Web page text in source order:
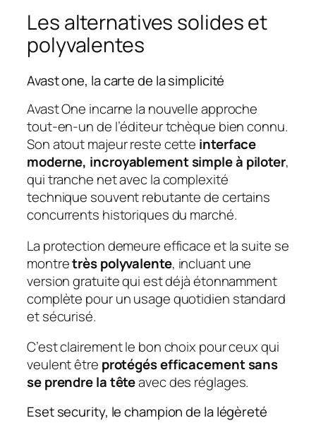
Les alternatives solides et
polyvalentes
Avast one, la carte de la simplicité
Avast One incarne la nouvelle approche
tout-en-un de l’éditeur tchèque bien connu.
Son atout majeur reste cette interface
moderne, incroyablement simple à piloter,
qui tranche net avec la complexité
technique souvent rebutante de certains
concurrents historiques du marché.
La protection demeure efficace et la suite se
montretrès polyvalente, incluant une
version gratuite qui est déjà étonnamment
complète pour un usage quotidien standard
et sécurisé.
C’est clairement le bon choix pour ceux qui
veulent être protégés efficacement sans
se prendre la têteavec des réglages.
Eset security, le champion de la légèreté